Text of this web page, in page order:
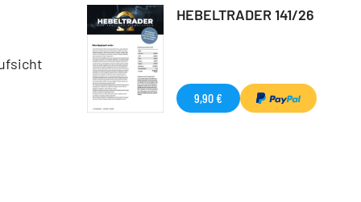
HEBELTRADER 141/26
9,90 €